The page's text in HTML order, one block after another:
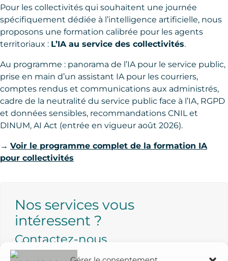
Pour les collectivités qui souhaitent une journée
spécifiquement dédiée à l’intelligence artificielle, nous
proposons une formation calibrée pour les agents
territoriaux : L’IA au service des collectivités.
Au programme : panorama de l’IA pour le service public,
prise en main d’un assistant IA pour les courriers,
comptes rendus et communications aux administrés,
cadre de la neutralité du service public face à l’IA, RGPD
et données sensibles, recommandations CNIL et
DINUM, AI Act (entrée en vigueur août 2026).
→ Voir le programme complet de la formation IA
pour collectivités
Nos services vous
intéressent ?
Contactez-nous
Il y a beaucoup à dire sur les services qui